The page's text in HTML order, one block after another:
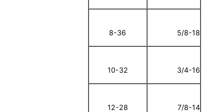
5/8-18
8-36
3/4-16
10-32
7/8-14
12-28